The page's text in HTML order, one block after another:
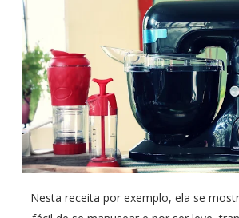
Nesta receita por exemplo, ela se